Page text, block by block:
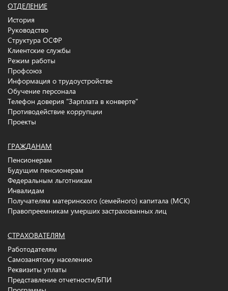
ОТДЕЛЕНИЕ
История
Руководство
Структура ОСФР
Клиентские службы
Режим работы
Профсоюз
Информация о трудоустройстве
Обучение персонала
Телефон доверия "Зарплата в конверте"
Противодействие коррупции
Проекты
ГРАЖДАНАМ
Пенсионерам
Будущим пенсионерам
Федеральным льготникам
Инвалидам
Получателям материнского (семейного) капитала (МСК)
Правопреемникам умерших застрахованных лиц
СТРАХОВАТЕЛЯМ
Работодателям
Самозанятому населению
Реквизиты уплаты
Представление отчетности/БПИ